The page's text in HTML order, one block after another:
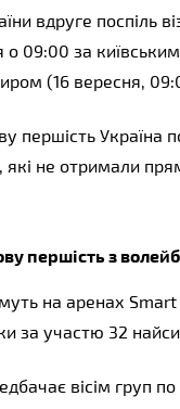
вдруге поспіль
о 09:00 за
(16 вересня,
першість Україна
які не отримали
першість з
на аренах
за участю 32
вісім груп